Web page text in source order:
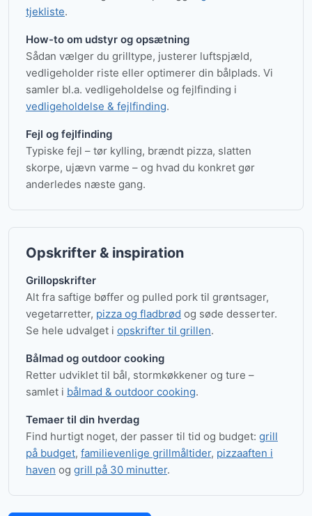
tjekliste.
How-to om udstyr og opsætning
Sådan vælger du grilltype, justerer luftspjæld,
vedligeholder riste eller optimerer din bålplads. Vi
samler bl.a. vedligeholdelse og fejlfinding i
vedligeholdelse & fejlfinding.
Fejl og fejlfinding
Typiske fejl – tør kylling, brændt pizza, slatten
skorpe, ujævn varme – og hvad du konkret gør
anderledes næste gang.
Opskrifter & inspiration
Grillopskrifter
Alt fra saftige bøffer og pulled pork til grøntsager,
vegetarretter, pizza og fladbrød og søde desserter.
Se hele udvalget i opskrifter til grillen.
Bålmad og outdoor cooking
Retter udviklet til bål, stormkøkkener og ture –
samlet i bålmad & outdoor cooking.
Temaer til din hverdag
Find hurtigt noget, der passer til tid og budget: grill
på budget, familievenlige grillmåltider, pizzaaften i
haven og grill på 30 minutter.